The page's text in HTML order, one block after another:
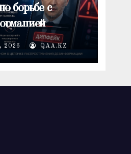
борьбе с
о
кампании
2026 QAA.KZ